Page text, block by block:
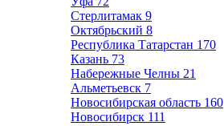
Стерлитамак 9
Октябрьский 8
Республика Татарстан 170
Казань 73
Набережные Челны 21
Альметьевск 7
Новосибирская область 160
Новосибирск 111